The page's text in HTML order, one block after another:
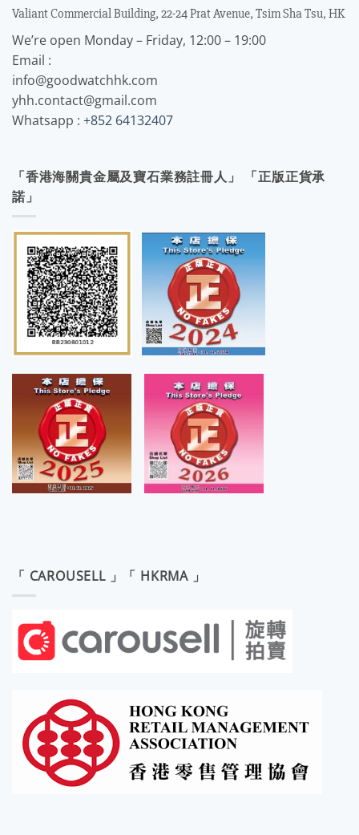
Valiant Commercial Building, 22-24 Prat Avenue, Tsim Sha Tsu, HK
We’re open Monday – Friday, 12:00 – 19:00
Email :
info@goodwatchhk.com
yhh.contact@gmail.com
Whatsapp : +852 64132407
「香港海關貴金屬及寶石業務註冊人」 「正版正貨承
諾」
「 CAROUSELL 」「 HKRMA 」